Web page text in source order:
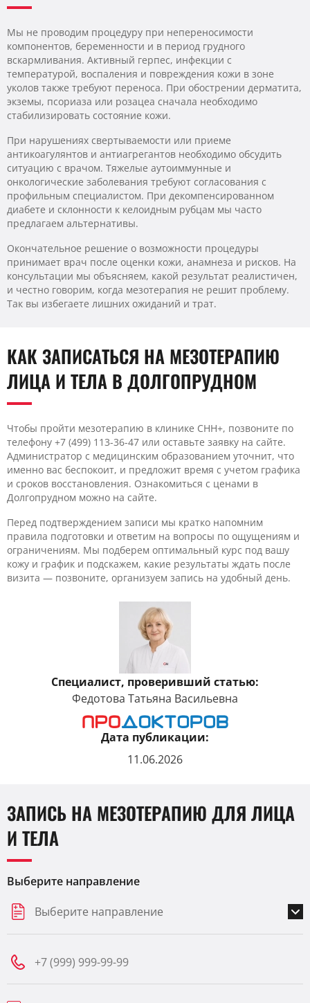
Мы не проводим процедуру при непереносимости
компонентов, беременности и в период грудного
вскармливания. Активный герпес, инфекции с
температурой, воспаления и повреждения кожи в зоне
уколов также требуют переноса. При обострении дерматита,
экземы, псориаза или розацеа сначала необходимо
стабилизировать состояние кожи.
При нарушениях свертываемости или приеме
антикоагулянтов и антиагрегантов необходимо обсудить
ситуацию с врачом. Тяжелые аутоиммунные и
онкологические заболевания требуют согласования с
профильным специалистом. При декомпенсированном
диабете и склонности к келоидным рубцам мы часто
предлагаем альтернативы.
Окончательное решение о возможности процедуры
принимает врач после оценки кожи, анамнеза и рисков. На
консультации мы объясняем, какой результат реалистичен,
и честно говорим, когда мезотерапия не решит проблему.
Так вы избегаете лишних ожиданий и трат.
КАК ЗАПИСАТЬСЯ НА МЕЗОТЕРАПИЮ
ЛИЦА И ТЕЛА В ДОЛГОПРУДНОМ
Чтобы пройти мезотерапию в клинике CHH+, позвоните по
телефону +7 (499) 113-36-47 или оставьте заявку на сайте.
Администратор с медицинским образованием уточнит, что
именно вас беспокоит, и предложит время с учетом графика
и сроков восстановления. Ознакомиться с ценами в
Долгопрудном можно на сайте.
Перед подтверждением записи мы кратко напомним
правила подготовки и ответим на вопросы по ощущениям и
ограничениям. Мы подберем оптимальный курс под вашу
кожу и график и подскажем, какие результаты ждать после
визита — позвоните, организуем запись на удобный день.
Специалист, проверивший статью:
Федотова Татьяна Васильевна
Дата публикации:
11.06.2026
ЗАПИСЬ НА МЕЗОТЕРАПИЮ ДЛЯ ЛИЦА
И ТЕЛА
Выберите направление
Выберите направление